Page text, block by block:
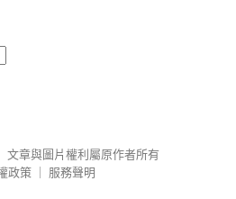
文章與圖片權利屬原作者所有
政策
服務聲明